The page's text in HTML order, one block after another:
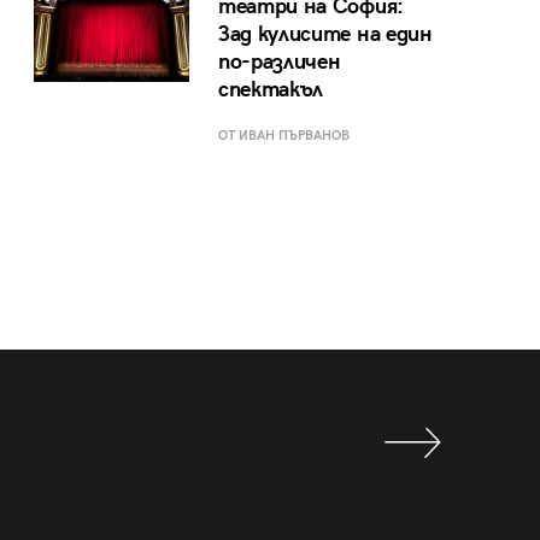
театри на София:
Зад кулисите на един
по-различен
спектакъл
ОТ ИВАН ПЪРВАНОВ